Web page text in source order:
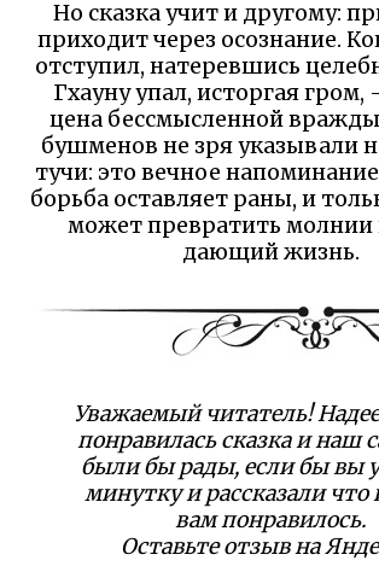
Но сказка учит и другому:
приходит через осознание.
отступил, натеревшись
Гхауну упал, исторгая гром,
цена бессмысленной
бушменов не зря указывали
тучи: это вечное
борьба оставляет раны, и
может превратить молнии
дающий жизнь.
Уважаемый читатель!
понравилась сказка и наш
были бы рады, если бы вы
минутку и рассказали
вам понравилось.
Оставьте отзыв на